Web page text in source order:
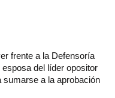
frente a la Defensoría
del líder opositor
sumarse a la aprobación